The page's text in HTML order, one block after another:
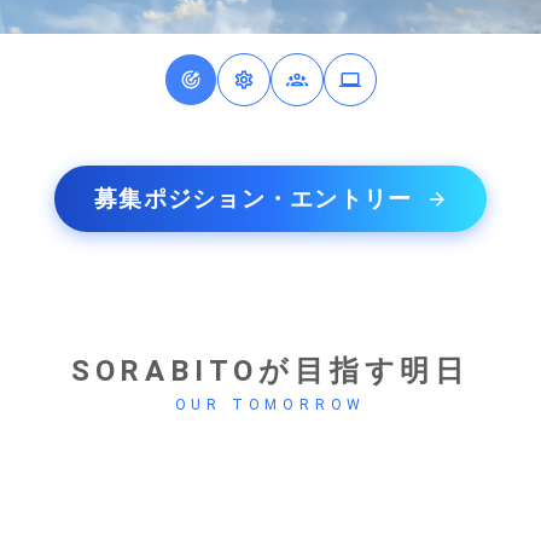
募集ポジション・エントリー
SORABITOが目指す明日
OUR TOMORROW